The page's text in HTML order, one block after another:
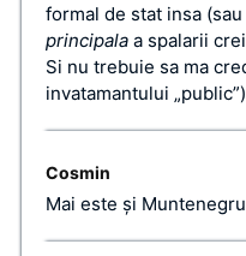
formal de stat insa
principala a spalarii
Si nu trebuie sa ma
invatamantului
Cosmin
Mai este şi